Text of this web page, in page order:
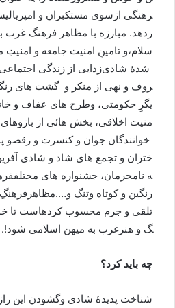
رهنگی ازسوی مستکبران و
ردهد. مبارزه با مظاهر فرهنگ غرب
سلام،و تامینِ امنیت جامعه و امنیتِ
شدۀ شادیزدایی از زندگی اجتماعی
روف و نهی از منکر و ‌گشت های
یگرِ حکومتی، وطرح های عفاف و
منیت اخلاقی، بخش هائی از بازوهای
خوانندگان جوان و کنسرت و رقصو
ختران و تجمع های شاد و شادی
ه نامحرمان، جشنواره های مختلف
رنگین و کوتاه وتنگ و….مظاهرفرهنگِ
تلقی و جرم محسوب کردهاست تا
گ و هنرغرب به میهن اسلامی شود!.
چه باید کرد؟
شناخت پدیدۀ شادی وگشودن این راز